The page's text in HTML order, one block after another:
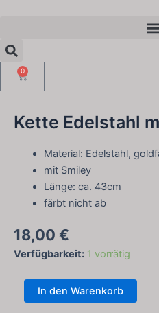
Suche
0 Warenkorb
Kette Edelstahl
Material: Edelstahl,
mit Smiley
Länge: ca. 43cm
färbt nicht ab
18,00 €
Verfügbarkeit: 1 vorrätig
Kette
mit
Smiley
Menge
In den Warenkorb